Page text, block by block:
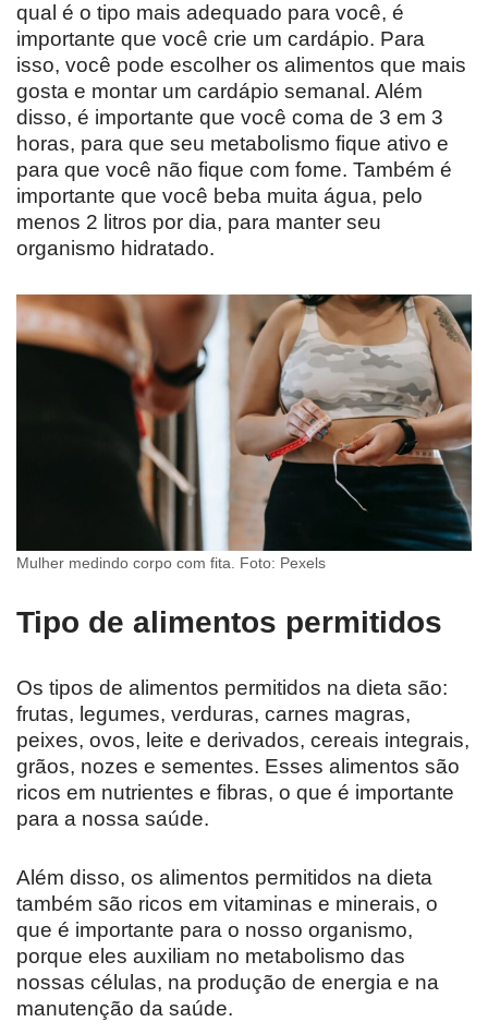
qual é o tipo mais adequado para você, é
importante que você crie um cardápio. Para
isso, você pode escolher os alimentos que mais
gosta e montar um cardápio semanal. Além
disso, é importante que você coma de 3 em 3
horas, para que seu metabolismo fique ativo e
para que você não fique com fome. Também é
importante que você beba muita água, pelo
menos 2 litros por dia, para manter seu
organismo hidratado.
Mulher medindo corpo com fita. Foto: Pexels
Tipo de alimentos permitidos
Os tipos de alimentos permitidos na dieta são:
frutas, legumes, verduras, carnes magras,
peixes, ovos, leite e derivados, cereais integrais,
grãos, nozes e sementes. Esses alimentos são
ricos em nutrientes e fibras, o que é importante
para a nossa saúde.
Além disso, os alimentos permitidos na dieta
também são ricos em vitaminas e minerais, o
que é importante para o nosso organismo,
porque eles auxiliam no metabolismo das
nossas células, na produção de energia e na
manutenção da saúde.